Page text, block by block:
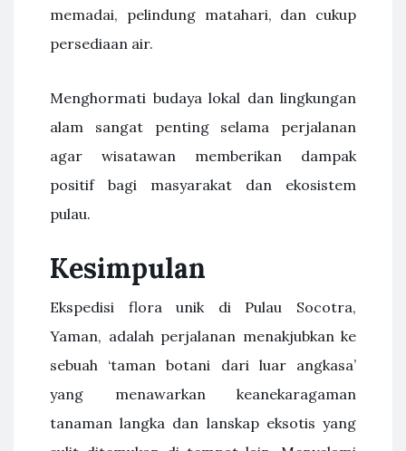
memadai, pelindung matahari, dan cukup
persediaan air.
Menghormati budaya lokal dan lingkungan
alam sangat penting selama perjalanan
agar wisatawan memberikan dampak
positif bagi masyarakat dan ekosistem
pulau.
Kesimpulan
Ekspedisi flora unik di Pulau Socotra,
Yaman, adalah perjalanan menakjubkan ke
sebuah ‘taman botani dari luar angkasa’
yang menawarkan keanekaragaman
tanaman langka dan lanskap eksotis yang